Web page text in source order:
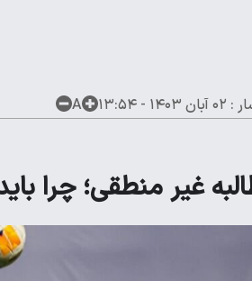
: ۰۲ آبان ۱۴۰۳ - ۱۳:۵۴ A
غیر منطقی؛ چرا